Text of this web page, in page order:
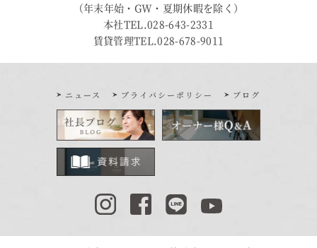
（年末年始・GW・夏期休暇を除く）
本社TEL.028-643-2331
賃貸管理TEL.028-678-9011
ニュース プライバシーポリシー ブログ